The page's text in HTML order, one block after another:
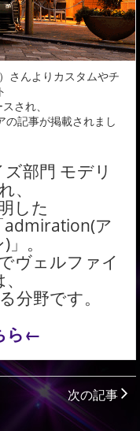
さんよりカスタムやチ
され、
の記事が掲載されまし
部門 モデリ
、
した
admiration(ア
。
ヴェルファイ
分野です。
ら←
次の記事